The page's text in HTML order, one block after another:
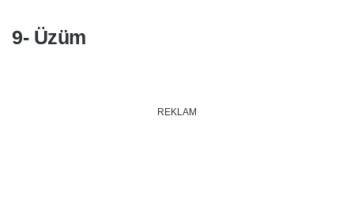
9- Üzüm
REKLAM